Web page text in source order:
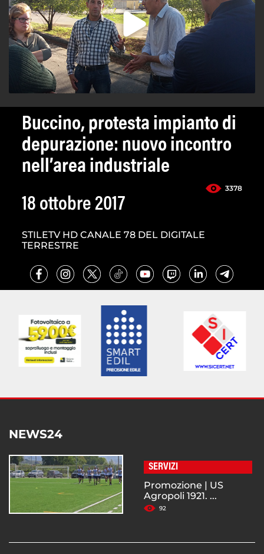
Buccino, protesta impianto di
depurazione: nuovo incontro
nell’area industriale
3378
18 ottobre 2017
STILETV HD CANALE 78 DEL DIGITALE
TERRESTRE
NEWS24
SERVIZI
Promozione | US
Agropoli 1921. ...
92